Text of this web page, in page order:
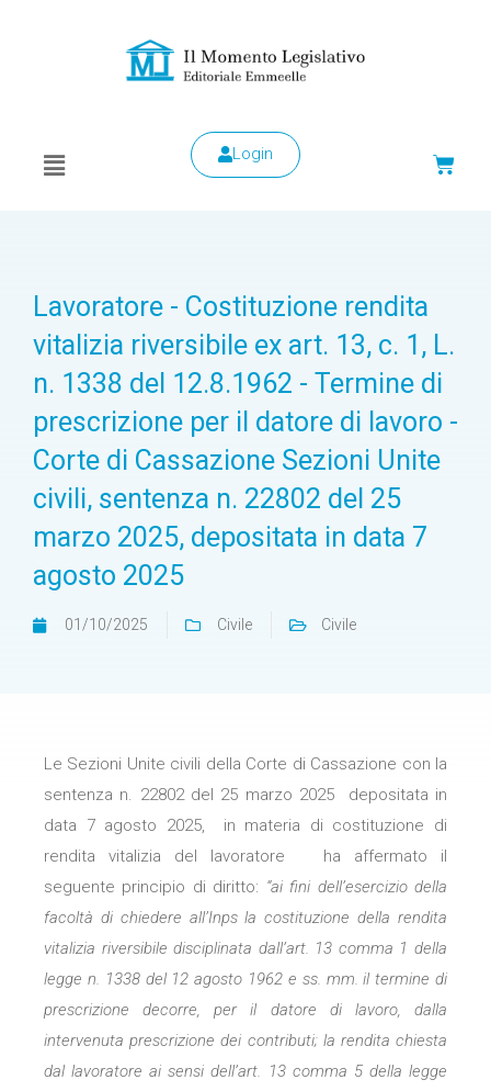
Login
Lavoratore - Costituzione rendita
vitalizia riversibile ex art. 13, c. 1, L.
n. 1338 del 12.8.1962 - Termine di
prescrizione per il datore di lavoro -
Corte di Cassazione Sezioni Unite
civili, sentenza n. 22802 del 25
marzo 2025, depositata in data 7
agosto 2025
01/10/2025 Civile Civile
Le Sezioni Unite civili della Corte di Cassazione con la
sentenza n. 22802 del 25 marzo 2025 depositata in
data 7 agosto 2025, in materia di costituzione di
rendita vitalizia del lavoratore ha affermato il
seguente principio di diritto: “ai fini dell’esercizio della
facoltà di chiedere all’Inps la costituzione della rendita
vitalizia riversibile disciplinata dall’art. 13 comma 1 della
legge n. 1338 del 12 agosto 1962 e ss. mm. il termine di
prescrizione decorre, per il datore di lavoro, dalla
intervenuta prescrizione dei contributi; la rendita chiesta
dal lavoratore ai sensi dell’art. 13 comma 5 della legge